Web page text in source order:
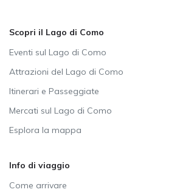
Scopri il Lago di Como
Eventi sul Lago di Como
Attrazioni del Lago di Como
Itinerari e Passeggiate
Mercati sul Lago di Como
Esplora la mappa
Info di viaggio
Come arrivare